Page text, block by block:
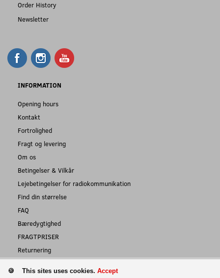
Order History
Newsletter
INFORMATION
Opening hours
Kontakt
Fortrolighed
Fragt og levering
Om os
Betingelser & Vilkår
Lejebetingelser for radiokommunikation
Find din størrelse
FAQ
Bæredygtighed
FRAGTPRISER
Returnering
This sites uses cookies. Accept